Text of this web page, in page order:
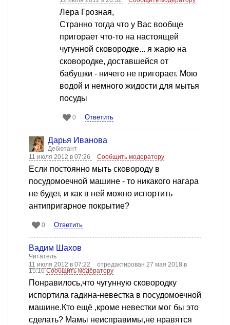
Лера Грозная,
Странно тогда что у Вас вообще
пригорает что-то на настоящей
чугунной сковородке... я жарю на
сковородке, доставшейся от
бабушки - ничего не пригорает. Мою
водой и немного жидости для мытья
посуды
0 Ответить
Дарья Иванова
Дебютант
11 июля 2012 в 07:26
Сообщить модератору
Если постоянно мыть сковороду в
посудомоечной машине - то никакого нагара
не будет, и как в ней можно испортить
антипригарное покрытие?
0 Ответить
Вадим Шахов
Читатель
11 июля 2012 в 07:22
отредактирован 27 мая 2018 в
15:16Сообщить модератору
Понравилось,что чугунную сковородку
испортила гадина-невестка в посудомоечной
машине.Кто ещё ,кроме невестки мог бы это
сделать? Мамы неисправимы,не нравятся